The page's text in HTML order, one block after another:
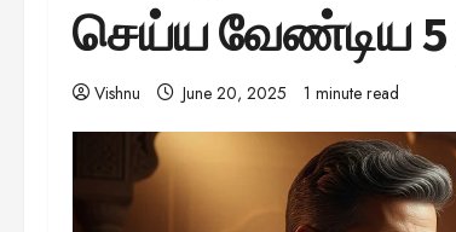
செய்ய வேண்டிய
Vishnu June 20, 2025 1 minute read